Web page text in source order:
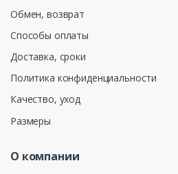
Обмен, возврат
Способы оплаты
Доставка, сроки
Политика конфиденциальности
Качество, уход
Размеры
О компании